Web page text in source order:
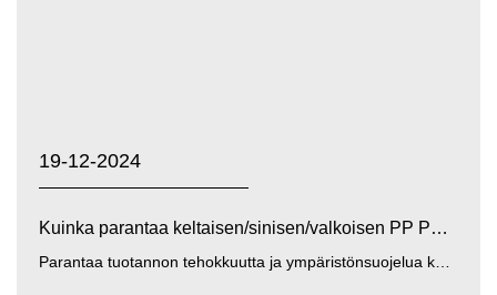
19-12-2024
Kuinka parantaa keltaisen/sinisen/valkoisen PP PE-kalvo...